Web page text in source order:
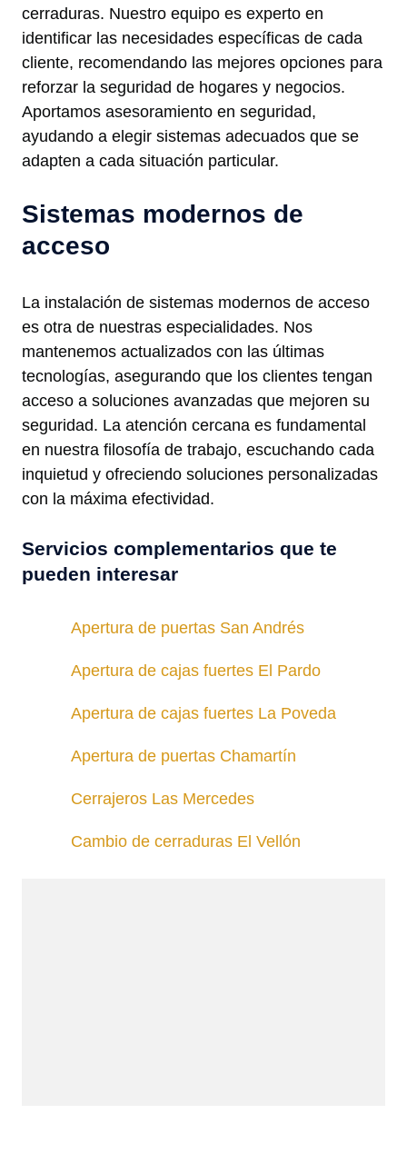
cerraduras. Nuestro equipo es experto en
identificar las necesidades específicas de cada
cliente, recomendando las mejores opciones para
reforzar la seguridad de hogares y negocios.
Aportamos asesoramiento en seguridad,
ayudando a elegir sistemas adecuados que se
adapten a cada situación particular.
Sistemas modernos de
acceso
La instalación de sistemas modernos de acceso
es otra de nuestras especialidades. Nos
mantenemos actualizados con las últimas
tecnologías, asegurando que los clientes tengan
acceso a soluciones avanzadas que mejoren su
seguridad. La atención cercana es fundamental
en nuestra filosofía de trabajo, escuchando cada
inquietud y ofreciendo soluciones personalizadas
con la máxima efectividad.
Servicios complementarios que te
pueden interesar
Apertura de puertas San Andrés
Apertura de cajas fuertes El Pardo
Apertura de cajas fuertes La Poveda
Apertura de puertas Chamartín
Cerrajeros Las Mercedes
Cambio de cerraduras El Vellón